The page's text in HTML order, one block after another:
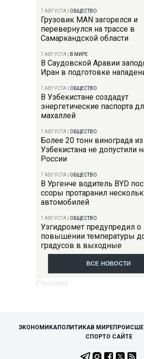
7 АВГУСТА ОБЩЕСТВО
Грузовик MAN загорелся и
перевернулся на трассе в
Самаркандской области
7 АВГУСТА В МИРЕ
В Саудовской Аравии
Иран в подготовке
7 АВГУСТА ОБЩЕСТВО
В Узбекистане создадут
энергетические паспорта
махаллей
7 АВГУСТА ОБЩЕСТВО
Более 20 тонн винограда из
Узбекистана не допустили
России
7 АВГУСТА ОБЩЕСТВО
В Ургенче водитель BYD
ссоры протаранил
автомобилей
7 АВГУСТА ОБЩЕСТВО
Узгидромет предупредил о
повышении температуры
градусов в выходные
ВСЕ НОВОСТИ
ЭКОНОМИКАПОЛИТИКАВ МИРЕ
СПОРТО САЙТЕ